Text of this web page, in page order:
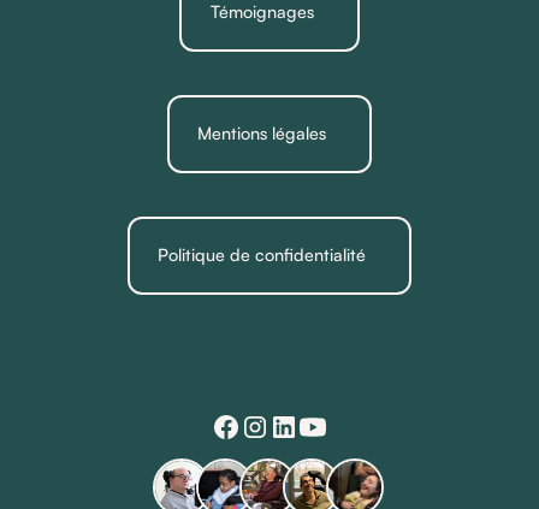
Témoignages
Mentions légales
Politique de confidentialité